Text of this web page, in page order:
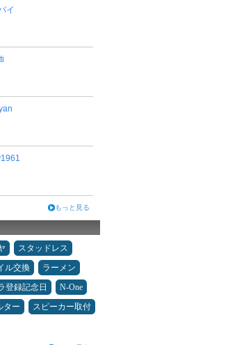
イ
もっと見る
スタッドレス
ル交換
ラーメン
登録記念日
N-One
ター
スピーカー取付